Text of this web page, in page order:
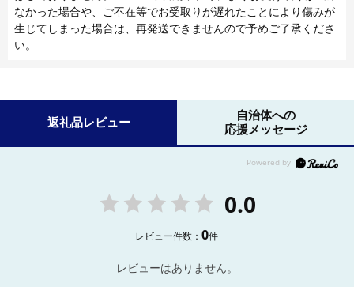
なかった場合や、ご不在等でお受取りが遅れたことにより傷みが
生じてしまった場合は、再発送できませんので予めご了承くださ
い。
返礼品レビュー
自治体への
応援メッセージ
0.0
レビュー件数：0件
レビューはありません。